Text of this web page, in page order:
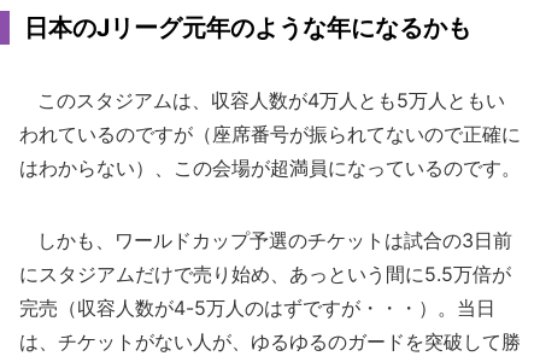
日本のJリーグ元年のような年になるかも
このスタジアムは、収容人数が4万人とも5万人ともい
われているのですが（座席番号が振られてないので正確に
はわからない）、この会場が超満員になっているのです。
しかも、ワールドカップ予選のチケットは試合の3日前
にスタジアムだけで売り始め、あっという間に5.5万倍が
完売（収容人数が4-5万人のはずですが・・・）。当日
は、チケットがない人が、ゆるゆるのガードを突破して勝